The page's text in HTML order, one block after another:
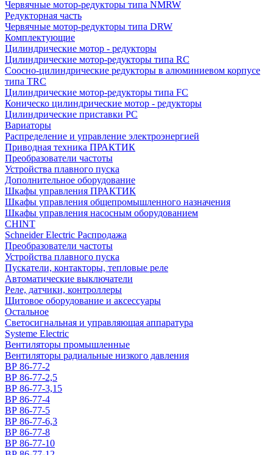
Червячные мотор-редукторы типа NMRW
Редукторная часть
Червячные мотор-редукторы типа DRW
Комплектующие
Цилиндрические мотор - редукторы
Цилиндрические мотор-редукторы типа RC
Соосно-цилиндрические редукторы в алюминиевом корпусе
типа TRC
Цилиндрические мотор-редукторы типа FC
Коническо цилиндрические мотор - редукторы
Цилиндрические приставки PC
Вариаторы
Распределение и управление электроэнергией
Приводная техника ПРАКТИК
Преобразователи частоты
Устройства плавного пуска
Дополнительное оборудование
Шкафы управления ПРАКТИК
Шкафы управления общепромышленного назначения
Шкафы управления насосным оборудованием
CHINT
Schneider Electric Распродажа
Преобразователи частоты
Устройства плавного пуска
Пускатели, контакторы, тепловые реле
Автоматические выключатели
Реле, датчики, контроллеры
Щитовое оборудование и аксессуары
Остальное
Светосигнальная и управляющая аппаратура
Systeme Electric
Вентиляторы промышленные
Вентиляторы радиальные низкого давления
ВР 86-77-2
ВР 86-77-2,5
ВР 86-77-3,15
ВР 86-77-4
ВР 86-77-5
ВР 86-77-6,3
ВР 86-77-8
ВР 86-77-10